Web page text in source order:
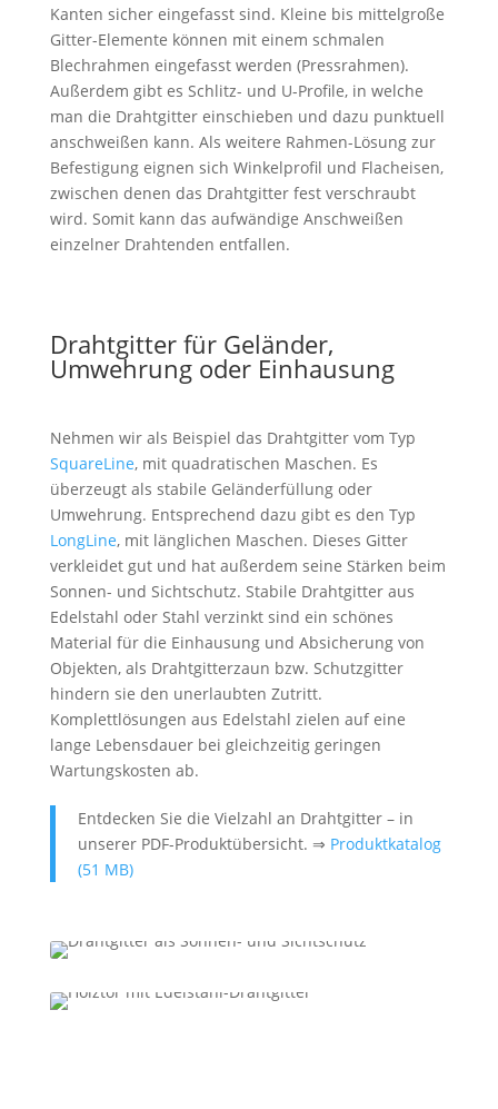
Kanten sicher eingefasst sind. Kleine bis mittelgroße
Gitter-Elemente können mit einem schmalen
Blechrahmen eingefasst werden (Pressrahmen).
Außerdem gibt es Schlitz- und U-Profile, in welche
man die Drahtgitter einschieben und dazu punktuell
anschweißen kann. Als weitere Rahmen-Lösung zur
Befestigung eignen sich Winkelprofil und Flacheisen,
zwischen denen das Drahtgitter fest verschraubt
wird. Somit kann das aufwändige Anschweißen
einzelner Drahtenden entfallen.
Drahtgitter für Geländer,
Umwehrung oder Einhausung
Nehmen wir als Beispiel das Drahtgitter vom Typ
SquareLine, mit quadratischen Maschen. Es
überzeugt als stabile Geländerfüllung oder
Umwehrung. Entsprechend dazu gibt es den Typ
LongLine, mit länglichen Maschen. Dieses Gitter
verkleidet gut und hat außerdem seine Stärken beim
Sonnen- und Sichtschutz. Stabile Drahtgitter aus
Edelstahl oder Stahl verzinkt sind ein schönes
Material für die Einhausung und Absicherung von
Objekten, als Drahtgitterzaun bzw. Schutzgitter
hindern sie den unerlaubten Zutritt.
Komplettlösungen aus Edelstahl zielen auf eine
lange Lebensdauer bei gleichzeitig geringen
Wartungskosten ab.
Entdecken Sie die Vielzahl an Drahtgitter – in
unserer PDF-Produktübersicht. ⇒ Produktkatalog
(51 MB)